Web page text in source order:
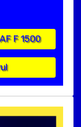
F 1500